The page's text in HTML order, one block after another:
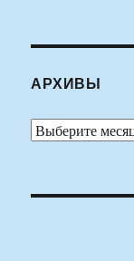
АРХИВЫ
Архивы